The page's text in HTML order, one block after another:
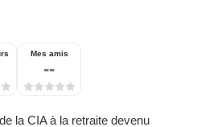
Mes amis
--
la CIA à la retraite devenu